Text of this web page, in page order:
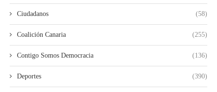
Ciudadanos (58)
Coalición Canaria (255)
Contigo Somos Democracia (136)
Deportes (390)